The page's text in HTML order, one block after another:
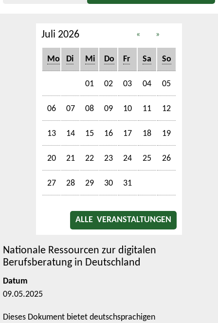
Juli 2026 « »
Mo Di Mi Do Fr Sa So
01 02 03 04 05
06 07 08 09 10 11 12
13 14 15 16 17 18 19
20 21 22 23 24 25 26
27 28 29 30 31
ALLE VERANSTALTUNGEN
Nationale Ressourcen zur digitalen
Berufsberatung in Deutschland
Datum
09.05.2025
Dieses Dokument bietet deutschsprachigen